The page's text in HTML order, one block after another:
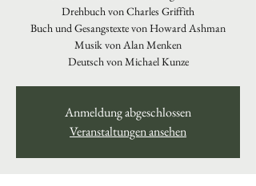
Drehbuch von Charles Griffith
Buch und Gesangstexte von Howard Ashman
Musik von Alan Menken
Deutsch von Michael Kunze
Anmeldung abgeschlossen
Veranstaltungen ansehen